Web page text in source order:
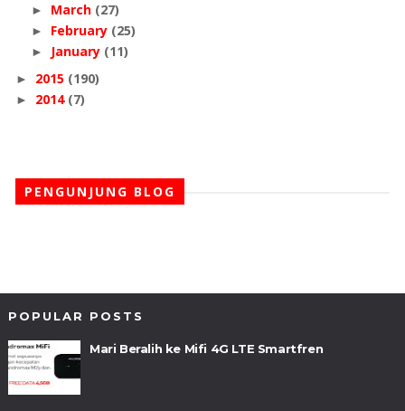
► March (27)
► February (25)
► January (11)
► 2015 (190)
► 2014 (7)
PENGUNJUNG BLOG
POPULAR POSTS
Mari Beralih ke Mifi 4G LTE Smartfren